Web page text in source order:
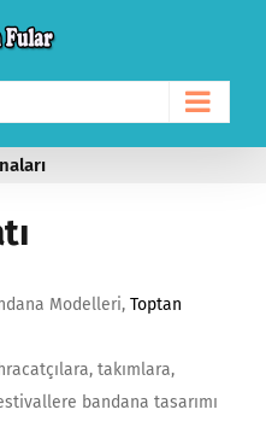
Modelleri, Toptan
takımlara,
bandana tasarımı